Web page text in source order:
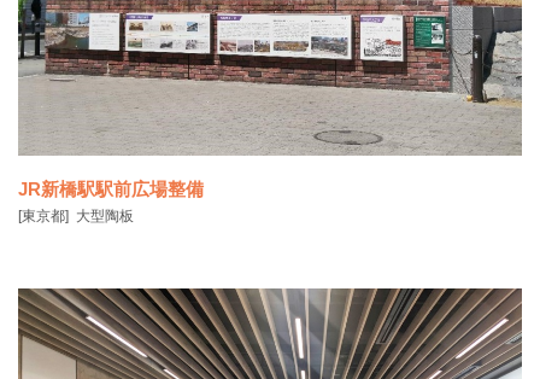
JR新橋駅駅前広場整備
[東京都] 大型陶板